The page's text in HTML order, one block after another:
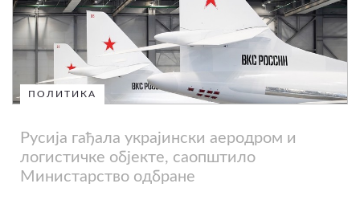
ПОЛИТИКА
Русија гађала украјински аеродром и
логистичке објекте, саопштило
Министарство одбране